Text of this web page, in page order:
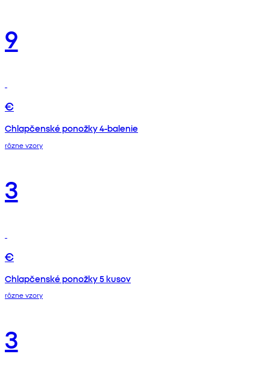
9
€
Chlapčenské ponožky 4-balenie
rôzne vzory
3
€
Chlapčenské ponožky 5 kusov
rôzne vzory
3